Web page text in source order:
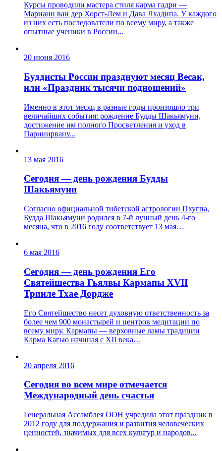
Курсы проводили мастера стиля карма гадри —
Марианн ван дер Хорст-Лем и Дава Лхадипа. У каждого
из них есть последователи по всему миру, а также
опытные ученики в России...
20 июня 2016
Буддисты России празднуют месяц Весак,
или «Праздник тысячи подношений»
Именно в этот месяц в разные годы произошло три
величайших события: рождение Будды Шакьямуни,
достижение им полного Просветления и уход в
Паринирвану...
13 мая 2016
Сегодня — день рождения Будды
Шакьямуни
Согласно официальной тибетской астрологии Пхугпа,
Будда Шакьямуни родился в 7-й лунный день 4-го
месяца, что в 2016 году соответствует 13 мая…
6 мая 2016
Сегодня — день рождения Его
Святейшества Гьялвы Кармапы ХVII
Тринле Тхае Дордже
Его Святейшество несет духовную ответственность за
более чем 900 монастырей и центров медитации по
всему миру. Кармапы — верховные ламы традиции
Карма Кагью начиная с XII века…
20 апреля 2016
Сегодня во всем мире отмечается
Международный день счастья
Генеральная Ассамблея ООН учредила этот праздник в
2012 году для поддержания и развития человеческих
ценностей, значимых для всех культур и народов...